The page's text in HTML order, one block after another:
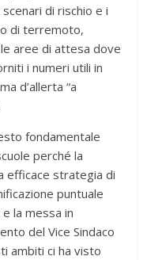
di rischio e i
di terremoto,
aree di attesa dove
i numeri utili in
d’allerta “a
fondamentale
perché la
efficace strategia di
puntuale
la messa in
del Vice Sindaco
ambiti ci ha visto